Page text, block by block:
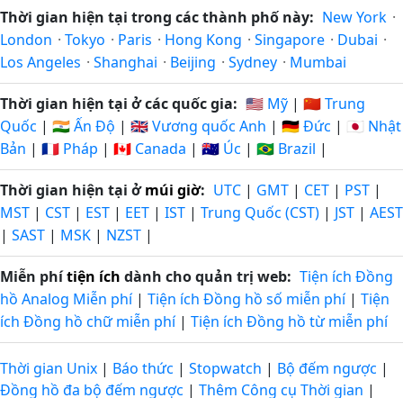
Thời gian hiện tại trong các thành phố này: New York ·
London · Tokyo · Paris · Hong Kong · Singapore · Dubai ·
Los Angeles · Shanghai · Beijing · Sydney · Mumbai
Thời gian hiện tại ở các quốc gia: 🇺🇸 Mỹ | 🇨🇳 Trung
Quốc | 🇮🇳 Ấn Độ | 🇬🇧 Vương quốc Anh | 🇩🇪 Đức | 🇯🇵 Nhật
Bản | 🇫🇷 Pháp | 🇨🇦 Canada | 🇦🇺 Úc | 🇧🇷 Brazil |
Thời gian hiện tại ởmúi giờ: UTC | GMT | CET | PST |
MST | CST | EST | EET | IST | Trung Quốc (CST) | JST | AEST
| SAST | MSK | NZST |
Miễn phítiện ích dành cho quản trị web: Tiện ích Đồng
hồ Analog Miễn phí| Tiện ích Đồng hồ số miễn phí| Tiện
ích Đồng hồ chữ miễn phí| Tiện ích Đồng hồ từ miễn phí
Thời gian Unix | Báo thức | Stopwatch | Bộ đếm ngược |
Đồng hồ đa bộ đếm ngược | Thêm Công cụ Thời gian |